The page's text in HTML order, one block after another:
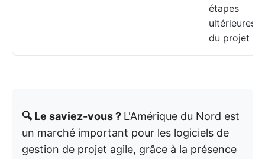
étapes
ultérieures
du projet
🔍 Le saviez-vous ? L'Amérique du Nord est
un marché important pour les logiciels de
gestion de projet agile, grâce à la présence